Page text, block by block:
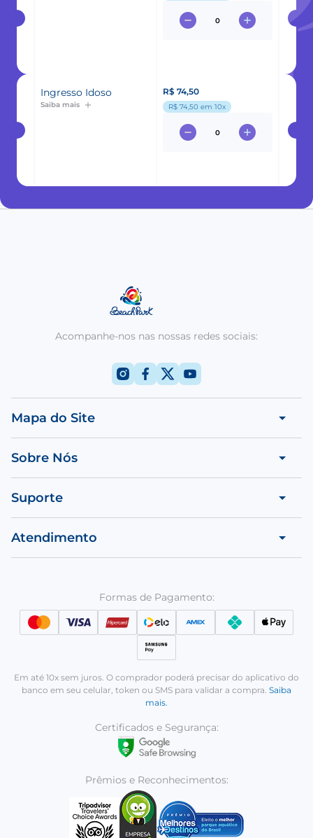
Ingresso Idoso
Saiba mais
R$ 74,50
R$ 74,50 em 10x
Acompanhe-nos nas nossas redes sociais:
Mapa do Site
Sobre Nós
Suporte
Atendimento
Formas de Pagamento:
Em até 10x sem juros. O comprador poderá precisar do aplicativo do
banco em seu celular, token ou SMS para validar a compra. Saiba
mais.
Prêmios e Reconhecimentos:
Certificados e Segurança: